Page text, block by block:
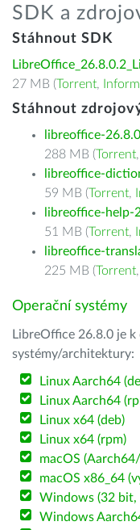
SDK a
Stáhnout SDK
27 MB (Torrent,
Stáhnout
libreoffice-
288 MB (Torrent,
libreoffice-
59 MB (Torrent,
libreoffice-help-
51 MB (Torrent,
libreoffice-
225 MB (Torrent,
Operační systémy
LibreOffice 26.8.0 je
systémy/architektury:
Linux Aarch64
Linux Aarch64
Linux x64 (deb)
Linux x64 (rpm)
macOS
macOS x86_64
Windows (32 bit,
Windows